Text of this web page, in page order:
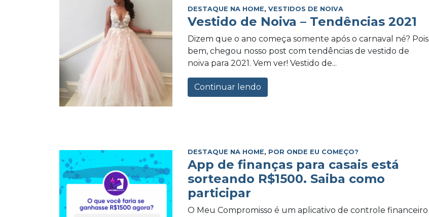
DESTAQUE NA HOME,VESTIDOS DE NOIVA
Vestido de Noiva – Tendências 2021
Dizem que o ano começa somente após o carnaval né? Pois
bem, chegou nosso post com tendências de vestido de
noiva para 2021. Vem ver! Vestido de...
Continuar lendo
DESTAQUE NA HOME, POR ONDE EU COMEÇO?
App de finanças para casais está
sorteando R$1500. Saiba como
participar
O Meu Compromisso é um aplicativo de controle financeiro